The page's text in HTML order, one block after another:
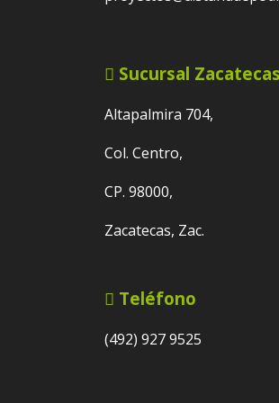
Sucursal
Altapalmira 704,
Col. Centro,
CP. 98000,
Zacatecas, Zac.
Teléfono
(492) 927 9525